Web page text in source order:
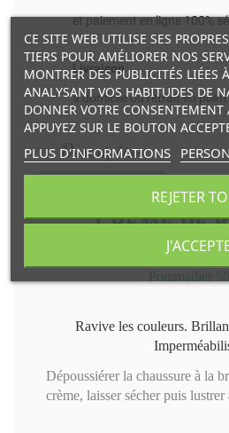
et paiement en ligne 100%
Livraison
à domicile ou retrait en point
Description
CRÈME DE
Fabriquée en
Pommadier
Ravive les couleurs.
Dépoussiérer la chaussure à la
crème, laisser sécher puis
CE SITE WEB UTILISE SES
TIERS POUR AMÉLIORER NOS
MONTRER DES PUBLICITÉS LIÉES
ANALYSANT VOS HABITUDES DE
DONNER VOTRE
APPUYEZ SUR LE BOUTON
PLUS D'INFORMATIONS
REJETER